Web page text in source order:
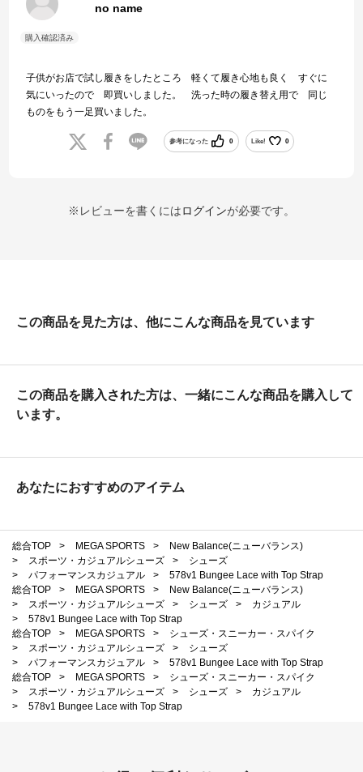
no name
子供がお店で試し履きをしたところ 軽くて履き心地も良く すぐに
気にいったので 即買いしました。 洗った時の履き替え用で 同じ
ものをもう一足買いました。
参考になった 0 Like! 0
※レビューを書くにはログインが必要です。
この商品を見た方は、他にこんな商品を見ています
この商品を購入された方は、一緒にこんな商品を購入して
います。
あなたにおすすめのアイテム
総合TOP > MEGA SPORTS >
New Balance(ニューバランス)
>
スポーツ・カジュアルシューズ >
シューズ
>
パフォーマンスカジュアル >
578v1 Bungee Lace with Top Strap
総合TOP
> MEGA SPORTS >
New Balance(ニューバランス)
>
スポーツ・カジュアルシューズ > シューズ >
カジュアル
>
578v1 Bungee Lace with Top Strap
総合TOP
> MEGA SPORTS >
シューズ・スニーカー・スパイク
>
スポーツ・カジュアルシューズ >
シューズ
>
パフォーマンスカジュアル >
578v1 Bungee Lace with Top Strap
総合TOP
> MEGA SPORTS >
シューズ・スニーカー・スパイク
>
スポーツ・カジュアルシューズ > シューズ >
カジュアル
>
578v1 Bungee Lace with Top Strap